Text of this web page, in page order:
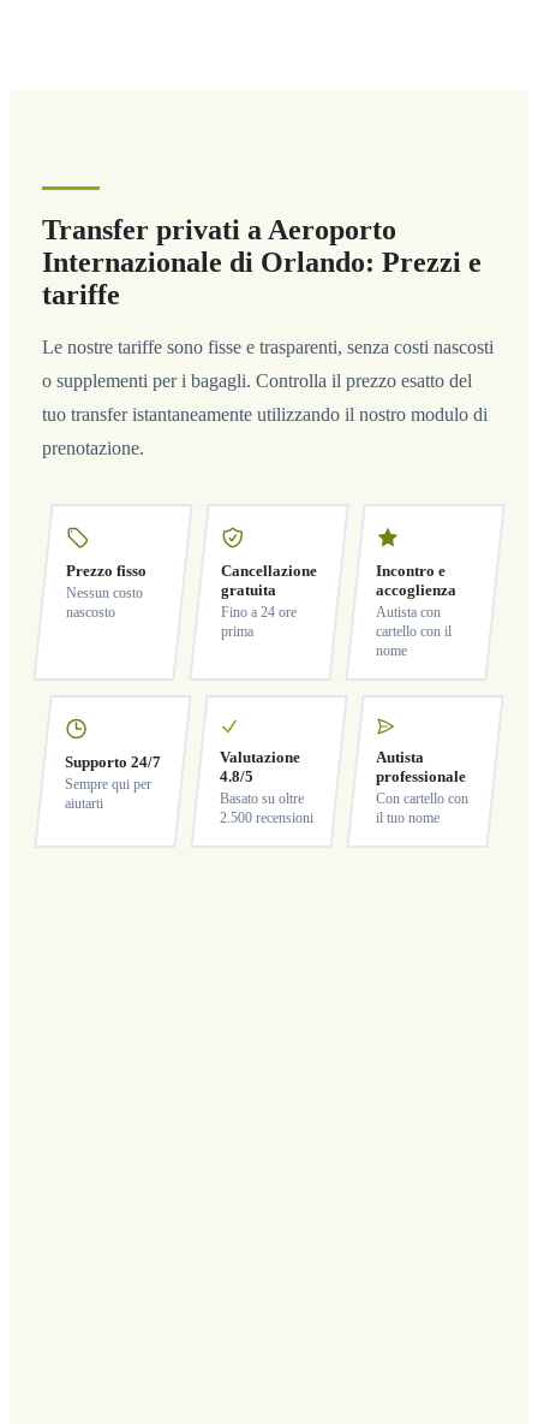
Transfer privati a Aeroporto
Internazionale di Orlando: Prezzi e
tariffe
Le nostre tariffe sono fisse e trasparenti, senza costi nascosti
o supplementi per i bagagli. Controlla il prezzo esatto del
tuo transfer istantaneamente utilizzando il nostro modulo di
prenotazione.
Prezzo fisso
Nessun costo
nascosto
Cancellazione
gratuita
Fino a 24 ore
prima
Incontro e
accoglienza
Autista con
cartello con il
nome
Supporto 24/7
Sempre qui per
aiutarti
Valutazione
4.8/5
Basato su oltre
2.500 recensioni
Autista
professionale
Con cartello con
il tuo nome